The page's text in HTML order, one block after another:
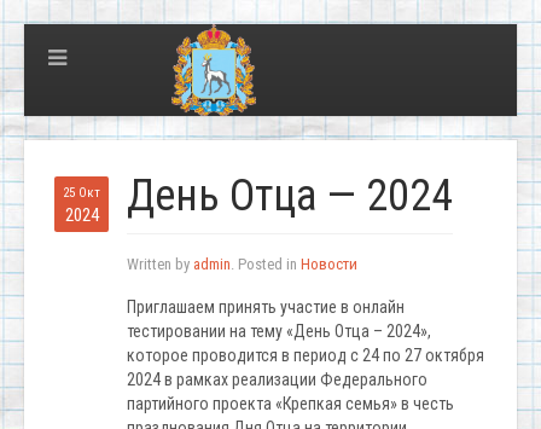
25 Окт
2024 День Отца — 2024
Written by admin. Posted in Новости
Приглашаем принять участие в онлайн
тестировании на тему «День Отца – 2024»,
которое проводится в период с 24 по 27 октября
2024 в рамках реализации Федерального
партийного проекта «Крепкая семья» в честь